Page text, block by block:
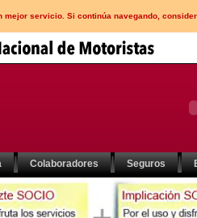
servicio. Si continúa navegando,
Colaboradores Seguros